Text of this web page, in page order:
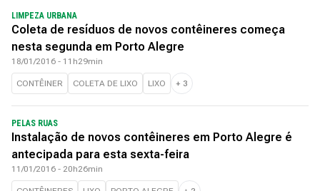
LIMPEZA URBANA
Coleta de resíduos de novos contêineres começa
nesta segunda em Porto Alegre
18/01/2016 - 11h29min
CONTÊINER COLETA DE LIXO LIXO + 3
PELAS RUAS
Instalação de novos contêineres em Porto Alegre é
antecipada para esta sexta-feira
11/01/2016 - 20h26min